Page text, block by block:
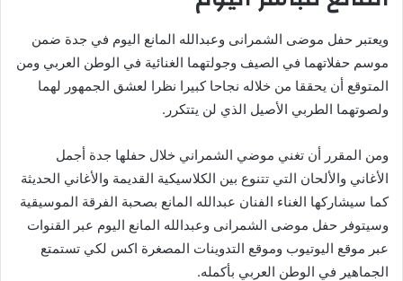
ويعتبر حفل موضى الشمرانى وعبدالله المانع اليوم في جدة ضمن
موسم حفلاتهما في الصيف وجولتهما الغنائية في الوطن العربي ومن
المتوقع أن يحققا من خلاله نجاحا كبيرا نظرا لعشق الجمهور لهما
ولصوتهما الطربي الأصيل الذي لن يتتكرر.
ومن المقرر أن تغني موضي الشمراني خلال حفلها جدة أجمل
الأغاني والألحان التي تتنوع بين الكلاسيكية القديمة والأغاني الحديثة
كما سيشاركها الغناء الفنان عبدالله المانع بصحبة الفرقة الموسيقية
وسيتوفر حفل موضى الشمرانى وعبدالله المانع اليوم عبر القنوات
عبر موقع اليوتيوب وموقع التدوينات المصغرة اكس لكي تستمتع
الجماهير في الوطن العربي بأكمله.